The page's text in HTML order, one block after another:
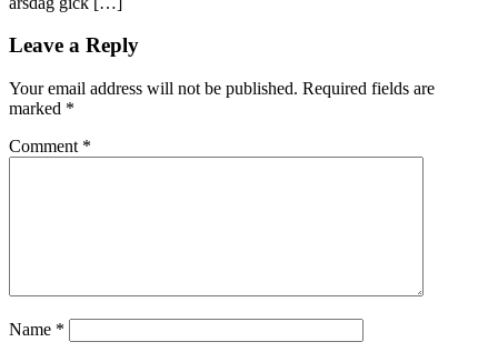
Leave a Reply
Your email address will not be published. Required fields are
marked *
Comment *
Name *